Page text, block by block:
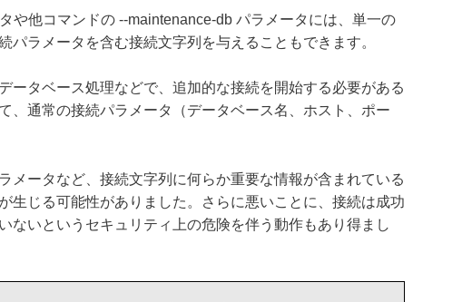
や他コマンドの --maintenance-db パラメータには、単一の
パラメータを含む接続文字列を与えることもできます。
ータベース処理などで、追加的な接続を開始する必要がある
、通常の接続パラメータ（データベース名、ホスト、ポー
メータなど、接続文字列に何らか重要な情報が含まれている
生じる可能性がありました。さらに悪いことに、接続は成功
ないというセキュリティ上の危険を伴う動作もあり得まし